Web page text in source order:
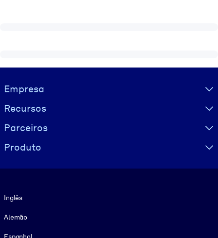
Visually hidden Text
Empresa
Recursos
Parceiros
Produto
Inglês
Alemão